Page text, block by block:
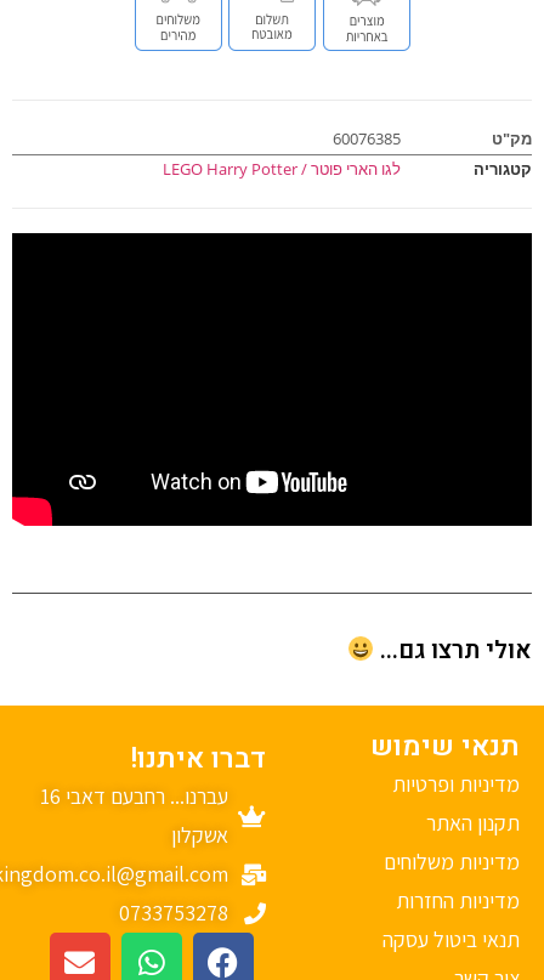
60076385
לגו הארי פוטר / LEGO Harry Potter
תרצו גם...
שימוש
ופרטיות
האתר
משלוחים
החזרות
ביטול עסקה
דברו איתנו!
עברנו... רחבעם דאבי 16
אשקלון
mykingdom.co.il@gmail.com
0733753278